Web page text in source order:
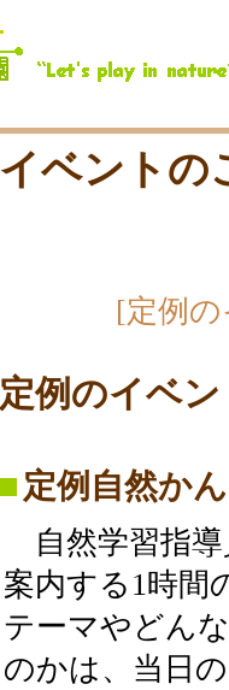
イベントの
[定例
定例のイベ
定例自然か
自然学習指導
案内する1時間
テーマやどん
のかは、当日